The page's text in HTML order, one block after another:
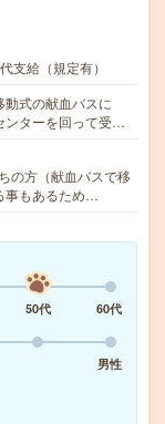
給（規定有）
動式の献血バスに
ンターを回って受…
の方（献血バスで移
事もあるため…
50代
60代
男性